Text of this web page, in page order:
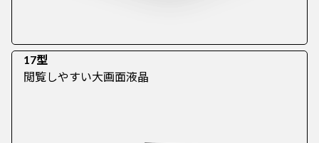
17型
閲覧しやすい大画面液晶